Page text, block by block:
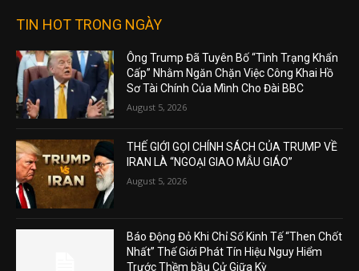
TIN HOT TRONG NGÀY
Ông Trump Đã Tuyên Bố “Tình Trạng Khẩn
Cấp” Nhằm Ngăn Chặn Việc Công Khai Hồ
Sơ Tài Chính Của Mình Cho Đài BBC
August 5, 2026
THẾ GIỚI GỌI CHÍNH SÁCH CỦA TRUMP VỀ
IRAN LÀ “NGOẠI GIAO MẪU GIÁO”
August 5, 2026
Báo Động Đỏ Khi Chỉ Số Kinh Tế “Then Chốt
Nhất” Thế Giới Phát Tín Hiệu Nguy Hiểm
Trước Thềm bầu Cử Giữa Kỳ